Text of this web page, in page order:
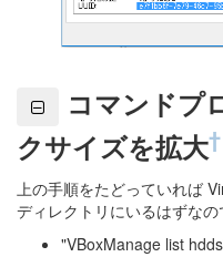
コマンドプ
クサイズを拡大†
上の手順をたどっていれば
ディレクトリにいるはずなの
"VBoxManage list